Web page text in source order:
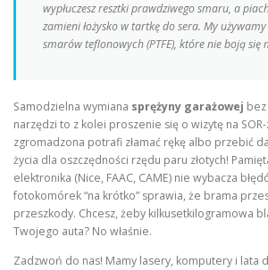
wypłuczesz resztki prawdziwego smaru, a
zamieni łożysko w tartkę do sera. My
smarów teflonowych (PTFE), które nie boją się
Samodzielna wymiana sprężyny garażowej
narzędzi to z kolei proszenie się o wizytę na
zgromadzona potrafi złamać rękę albo przebić
życia dla oszczędności rzędu paru złotych!
elektronika (Nice, FAAC, CAME) nie wybacza
fotokomórek “na krótko” sprawia, że brama
przeszkody. Chcesz, żeby kilkusetkilogramowa
Twojego auta? No właśnie.
Zadzwoń do nas! Mamy lasery, komputery i lata